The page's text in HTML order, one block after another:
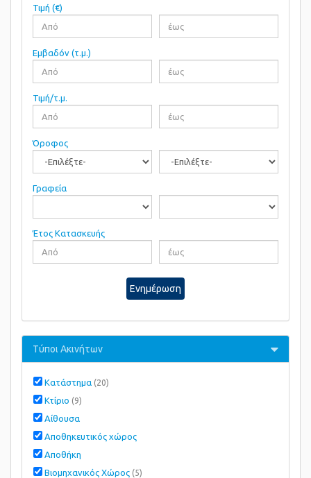
Τιμή (€)
Εμβαδόν (τ.μ.)
Τιμή/τ.μ.
Όροφος
Γραφεία
Έτος Κατασκευής
Ενημέρωση
Τύποι Ακινήτων
Κατάστημα (20)
Κτίριο (9)
Αίθουσα
Αποθηκευτικός χώρος
Αποθήκη
Βιομηχανικός Χώρος (5)